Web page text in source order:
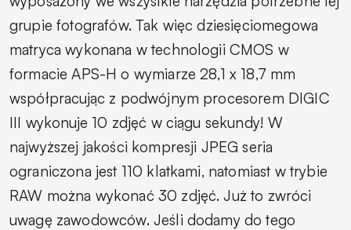
grupie fotografów. Tak więc dziesięciomegowa
matryca wykonana w technologii CMOS w
formacie APS-H o wymiarze 28,1 x 18,7 mm
współpracując z podwójnym procesorem DIGIC
III wykonuje 10 zdjęć w ciągu sekundy! W
najwyższej jakości kompresji JPEG seria
ograniczona jest 110 klatkami, natomiast w trybie
RAW można wykonać 30 zdjęć. Już to zwróci
uwagę zawodowców. Jeśli dodamy do tego